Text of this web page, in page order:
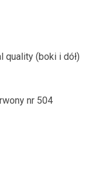
quality (boki i dół)
nr 504